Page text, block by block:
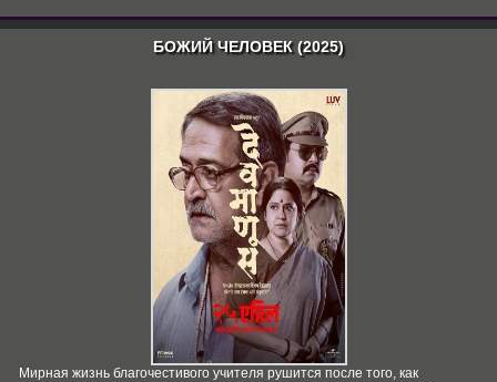
БОЖИЙ ЧЕЛОВЕК (2025)
Мирная жизнь благочестивого учителя рушится после того, как